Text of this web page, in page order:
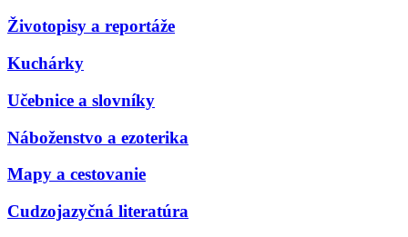
Životopisy a reportáže
Kuchárky
Učebnice a slovníky
Náboženstvo a ezoterika
Mapy a cestovanie
Cudzojazyčná literatúra